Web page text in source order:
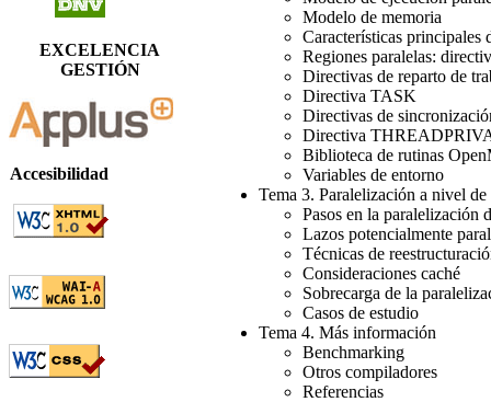
EXCELENCIA
GESTIÓN
Accesibilidad
Modelo de memoria
Características principales
Regiones paralelas:
Directivas de reparto de
Directiva TASK
Directivas de
Directiva
Biblioteca de rutinas
Variables de entorno
Tema 3. Paralelización a nivel
Pasos en la paralelización
Lazos potencialmente
Técnicas de
Consideraciones caché
Sobrecarga de la
Casos de estudio
Tema 4. Más información
Benchmarking
Otros compiladores
Referencias